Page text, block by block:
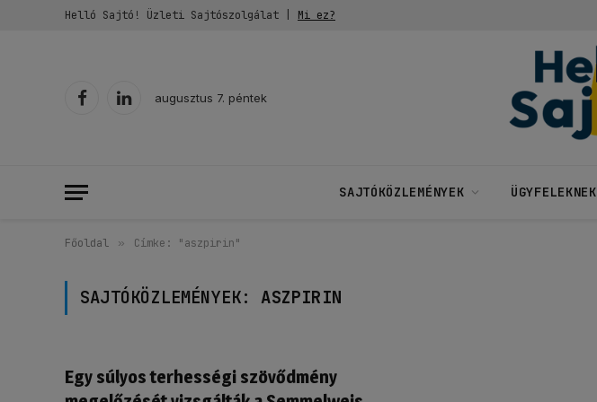
Helló Sajtó! Üzleti Sajtószolgálat | Mi ez?
FacebookLinkedIn
augusztus 7. péntek
SAJTÓKÖZLEMÉNYEK ÜGYFELEKNEK
Főoldal » Címke: "aszpirin"
SAJTÓKÖZLEMÉNYEK:ASZPIRIN
Egy súlyos terhességi szövődmény